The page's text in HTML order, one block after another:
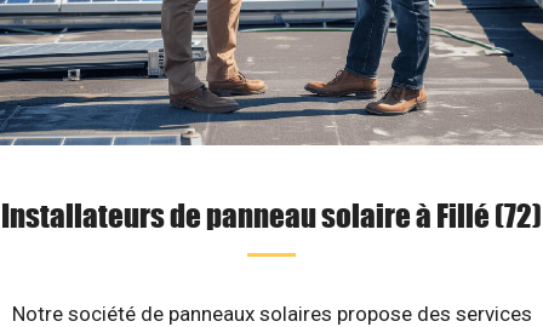
Installateurs de panneau solaire à Fillé (72)
Notre société de panneaux solaires propose des services